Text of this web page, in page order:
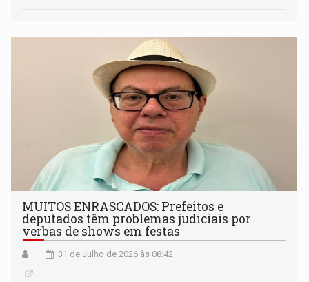
MUITOS ENRASCADOS: Prefeitos e
deputados têm problemas judiciais por
verbas de shows em festas
31 de Julho de 2026 às 08:42